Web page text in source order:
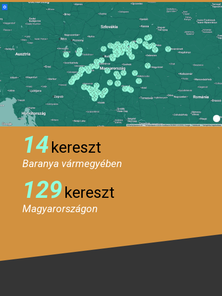
14kereszt
Baranya vármegyében
129kereszt
Magyarországon